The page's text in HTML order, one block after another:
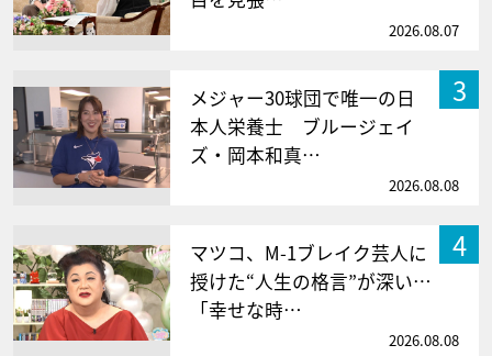
2026.08.07
3
メジャー30球団で唯一の日
本人栄養士 ブルージェイ
ズ・岡本和真…
2026.08.08
4
マツコ、M-1ブレイク芸人に
授けた“人生の格言”が深い…
「幸せな時…
2026.08.08